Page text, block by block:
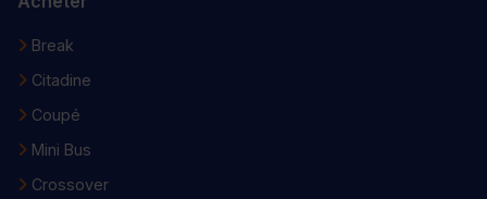
Break
Citadine
Coupé
Mini Bus
Crossover